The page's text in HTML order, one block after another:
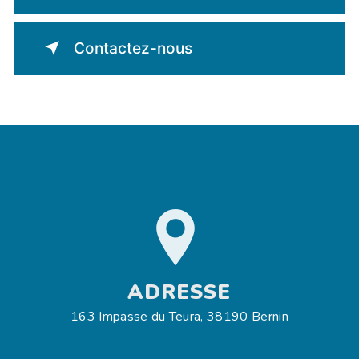
Contactez-nous
ADRESSE
163 Impasse du Teura, 38190 Bernin